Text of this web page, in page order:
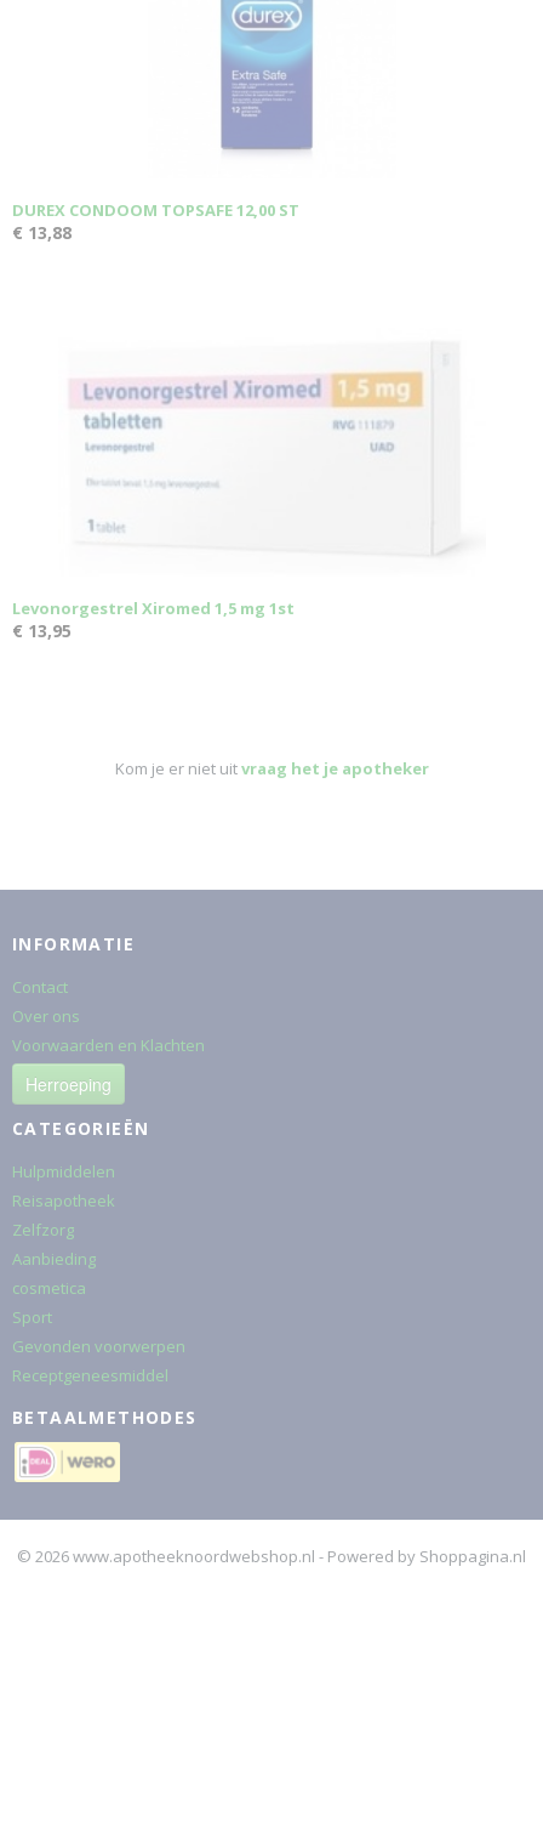
DUREX CONDOOM TOPSAFE 12,00 ST
€ 13,88
Levonorgestrel Xiromed 1,5 mg 1st
€ 13,95
Kom je er niet uitvraag het je apotheker
INFORMATIE
Contact
Over ons
Voorwaarden en Klachten
Herroeping
CATEGORIEËN
Hulpmiddelen
Reisapotheek
Zelfzorg
Aanbieding
cosmetica
Sport
Gevonden voorwerpen
Receptgeneesmiddel
BETAALMETHODES
© 2026 www.apotheeknoordwebshop.nl - Powered by Shoppagina.nl